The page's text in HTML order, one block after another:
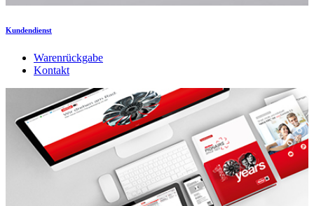
Kundendienst
Warenrückgabe
Kontakt